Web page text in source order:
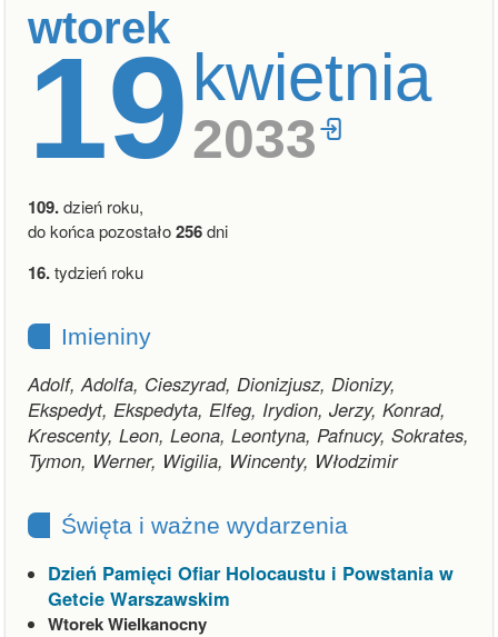
wtorek
19kwietnia
2033
109.dzień roku,
do końca pozostało256dni
16.tydzień roku
Imieniny
Adolf, Adolfa, Cieszyrad, Dionizjusz, Dionizy,
Ekspedyt, Ekspedyta, Elfeg, Irydion, Jerzy, Konrad,
Krescenty, Leon, Leona, Leontyna, Pafnucy, Sokrates,
Tymon, Werner, Wigilia, Wincenty, Włodzimir
Święta i ważne wydarzenia
Dzień Pamięci Ofiar Holocaustu i Powstania w
Getcie Warszawskim
Wtorek Wielkanocny